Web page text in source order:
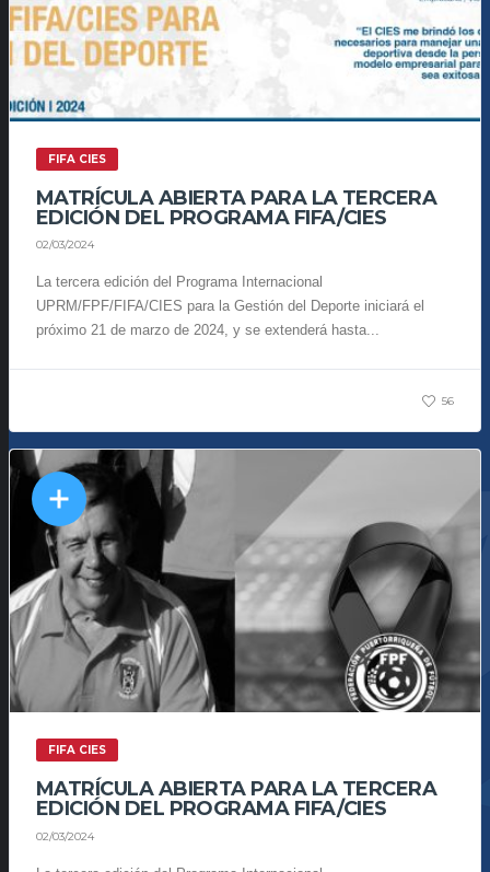
FIFA CIES
MATRÍCULA ABIERTA PARA LA TERCERA
EDICIÓN DEL PROGRAMA FIFA/CIES
02/03/2024
La tercera edición del Programa Internacional
UPRM/FPF/FIFA/CIES para la Gestión del Deporte iniciará el
próximo 21 de marzo de 2024, y se extenderá hasta...
56
FIFA CIES
MATRÍCULA ABIERTA PARA LA TERCERA
EDICIÓN DEL PROGRAMA FIFA/CIES
02/03/2024